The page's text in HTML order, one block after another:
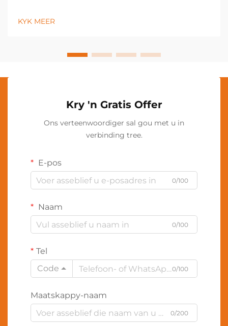
verskeidenheid nydige en persoonlike toepassings.
KYK MEER
Kry 'n Gratis Offer
Ons verteenwoordiger sal gou met u in
verbinding tree.
E-pos
0/100
Naam
0/100
Tel
Code
0/100
Maatskappy-naam
0/200